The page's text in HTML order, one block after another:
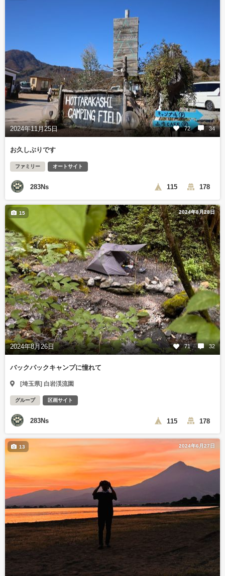
2024年11月25日 72 34
お久しぶりです
ファミリー オートサイト
283Ns 115 178
2024年8月28日
2024年8月26日 71 32
15
バックパックキャンプに憧れて
[埼玉県] 白岩渓流園
グループ 区画サイト
283Ns 115 178
2024年6月27日
13